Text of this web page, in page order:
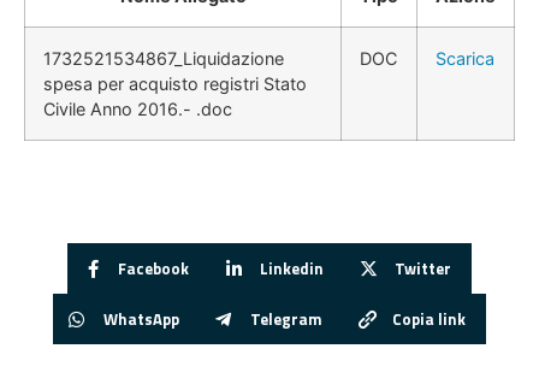
1732521534867_Liquidazione
spesa per acquisto registri Stato
Civile Anno 2016.- .doc
DOC Scarica
Facebook Linkedin Twitter
WhatsApp Telegram Copia link